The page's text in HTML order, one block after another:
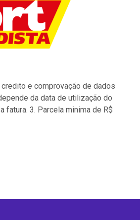
e comprovação de dados
da data de utilização do
fatura. 3. Parcela minima de R$